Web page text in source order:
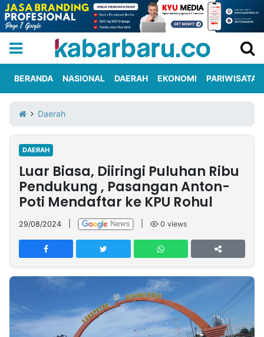
Iklan
Berita
Kami
Nasional
International
Olahraga
Entertainment
Daerah
Pariwisata
Kuliner
Kolom
Network
PT
TREETAN
INDONESIA
Partner
BERANDA NASIONAL DAERAH EKONOMI PARIWISATA
Daerah
DAERAH
Luar Biasa, Diiringi Puluhan Ribu
Pendukung , Pasangan Anton-
Poti Mendaftar ke KPU Rohul
29/08/2024 0 views